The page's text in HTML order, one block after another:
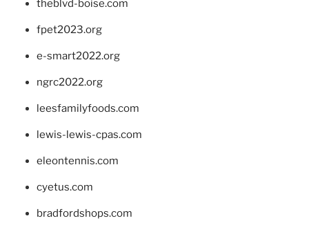
theblvd-boise.com
fpet2023.org
e-smart2022.org
ngrc2022.org
leesfamilyfoods.com
lewis-lewis-cpas.com
eleontennis.com
cyetus.com
bradfordshops.com